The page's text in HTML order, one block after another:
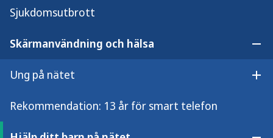
Sjukdomsutbrott
Skärmanvändning och hälsa
Ung på nätet
Rekommendation: 13 år för smart telefon
Barn 6–12 år: max 1–2 timmar per dag. Ha
koll på innehåll som barnet tar del av, följ
åldersgränser och prata om vad som sker på
nätet.
Vänta med att ge ditt barn en smart telefon